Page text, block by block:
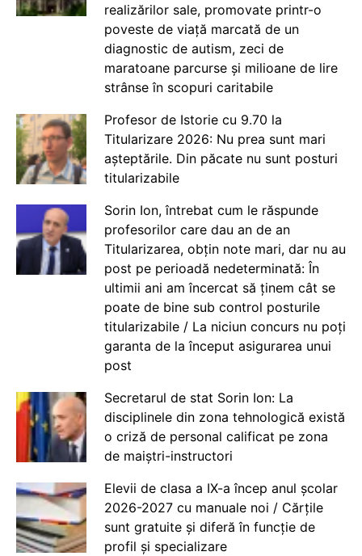
realizărilor sale, promovate printr-o
poveste de viață marcată de un
diagnostic de autism, zeci de
maratoane parcurse și milioane de lire
strânse în scopuri caritabile
Profesor de Istorie cu 9.70 la
Titularizare 2026: Nu prea sunt mari
așteptările. Din păcate nu sunt posturi
titularizabile
Sorin Ion, întrebat cum le răspunde
profesorilor care dau an de an
Titularizarea, obțin note mari, dar nu au
post pe perioadă nedeterminată: În
ultimii ani am încercat să ținem cât se
poate de bine sub control posturile
titularizabile / La niciun concurs nu poți
garanta de la început asigurarea unui
post
Secretarul de stat Sorin Ion: La
disciplinele din zona tehnologică există
o criză de personal calificat pe zona
de maiștri-instructori
Elevii de clasa a IX-a încep anul școlar
2026-2027 cu manuale noi / Cărțile
sunt gratuite și diferă în funcție de
profil și specializare